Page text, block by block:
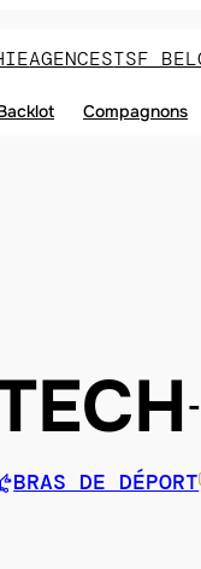
AGENCESTSF
Compagnons
BRAS DE DÉPORT